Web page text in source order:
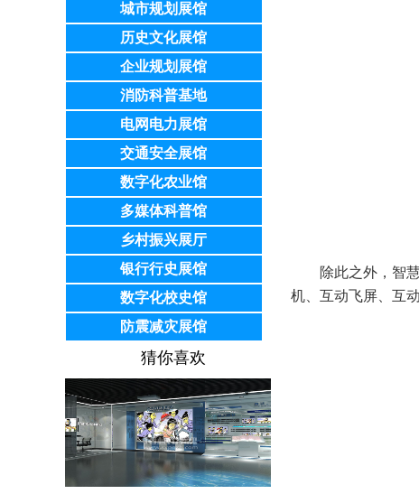
城市规划展馆
历史文化展馆
企业规划展馆
消防科普基地
电网电力展馆
交通安全展馆
数字化农业馆
多媒体科普馆
乡村振兴展厅
银行行史展馆
数字化校史馆
防震减灾展馆
猜你喜欢
除此之外，智
机、互动飞屏、互